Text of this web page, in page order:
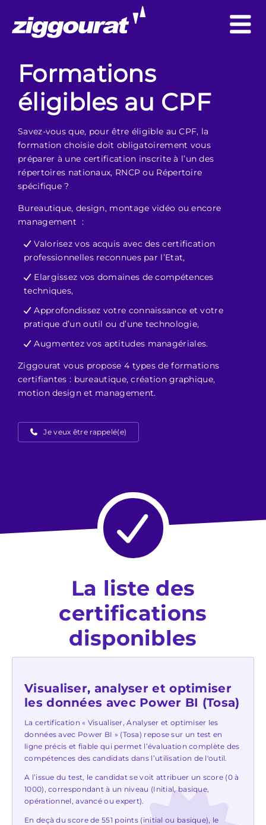
Formations
éligibles au CPF
Savez-vous que, pour être éligible au CPF, la
formation choisie doit obligatoirement vous
préparer à une certification inscrite à l’un des
répertoires nationaux, RNCP ou Répertoire
spécifique ?
Bureautique, design, montage vidéo ou encore
management :
Valorisez vos acquis avec des certification
professionnelles reconnues par l’Etat,
Elargissez vos domaines de compétences
techniques,
Approfondissez votre connaissance et votre
pratique d’un outil ou d’une technologie,
Augmentez vos aptitudes managériales.
Ziggourat vous propose 4 types de formations
certifiantes : bureautique, création graphique,
motion design et management.
Je veux être rappelé(e)
La liste des
certifications
disponibles
Visualiser, analyser et optimiser
les données avec Power BI (Tosa)
La certification « Visualiser, Analyser et optimiser les
données avec Power BI » (Tosa) repose sur un test en
ligne précis et fiable qui permet l’évaluation complète des
compétences des candidats dans l’utilisation de l'outil.
A l’issue du test, le candidat se voit attribuer un score (0 à
1000), correspondant à un niveau (Initial, basique,
opérationnel, avancé ou expert).
En deçà du score de 551 points (initial ou basique), le